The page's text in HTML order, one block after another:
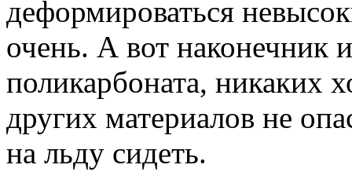
деформироваться
очень. А вот наконечник
поликарбоната, никаких
других материалов не
на льду сидеть.